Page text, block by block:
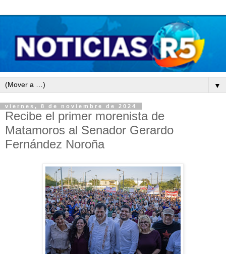
▼
viernes, 8 de noviembre de 2024
Recibe el primer morenista de
Matamoros al Senador Gerardo
Fernández Noroña